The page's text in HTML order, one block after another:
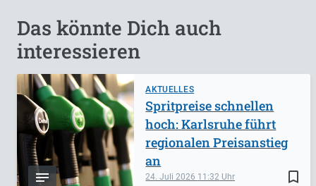
Das könnte Dich auch
interessieren
AKTUELLES
bookmark_border
24. Juli 2026 11:32
Spritpreise schnellen
hoch: Karlsruhe führt
regionalen Preisanstieg
an